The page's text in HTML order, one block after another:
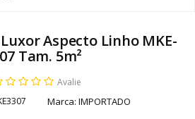
Aspecto Linho MKE-
Tam. 5m²
Avalie
Marca: IMPORTADO